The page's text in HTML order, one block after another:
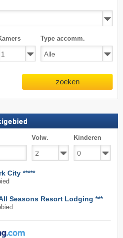
Type accomm.
zoeken
Volw. Kinderen
City *****
Seasons Resort Lodging ***